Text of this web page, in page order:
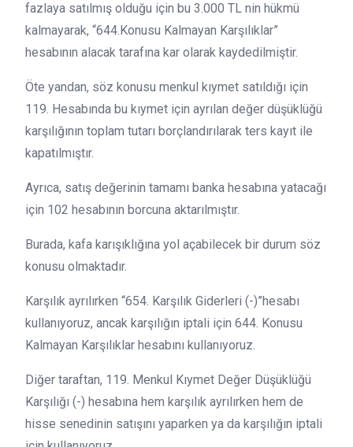
fazlaya satılmış olduğu için bu 3.000 TL nin hükmü
kalmayarak, “644.Konusu Kalmayan Karşılıklar”
hesabının alacak tarafına kar olarak kaydedilmiştir.
Öte yandan, söz konusu menkul kıymet satıldığı için
119. Hesabında bu kıymet için ayrılan değer düşüklüğü
karşılığının toplam tutarı borçlandırılarak ters kayıt ile
kapatılmıştır.
Ayrıca, satış değerinin tamamı banka hesabına yatacağı
için 102 hesabının borcuna aktarılmıştır.
Burada, kafa karışıklığına yol açabilecek bir durum söz
konusu olmaktadır.
Karşılık ayrılırken “654. Karşılık Giderleri (-)”hesabı
kullanıyoruz, ancak karşılığın iptali için 644. Konusu
Kalmayan Karşılıklar hesabını kullanıyoruz.
Diğer taraftan, 119. Menkul Kıymet Değer Düşüklüğü
Karşılığı (-) hesabına hem karşılık ayrılırken hem de
hisse senedinin satışını yaparken ya da karşılığın iptali